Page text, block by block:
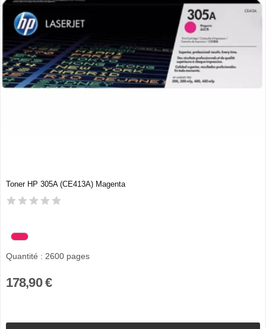
Toner HP 305A (CE413A) Magenta
Quantité : 2600 pages
178,90 €